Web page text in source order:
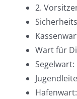
2.
Wart für